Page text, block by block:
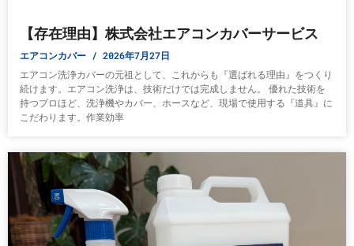
【存在理由】株式会社エアコンカバーサービス
エアコンカバー 2026年7月27日
エアコン洗浄カバーの元祖として、これからも『選ばれる理由』をつくり
続けます。エアコン洗浄は、技術だけでは完成しません。 優れた技術を
持つプロほど、洗浄機やカバー、ホースなど、現場で使用する『道具』に
こだわります。作業効率